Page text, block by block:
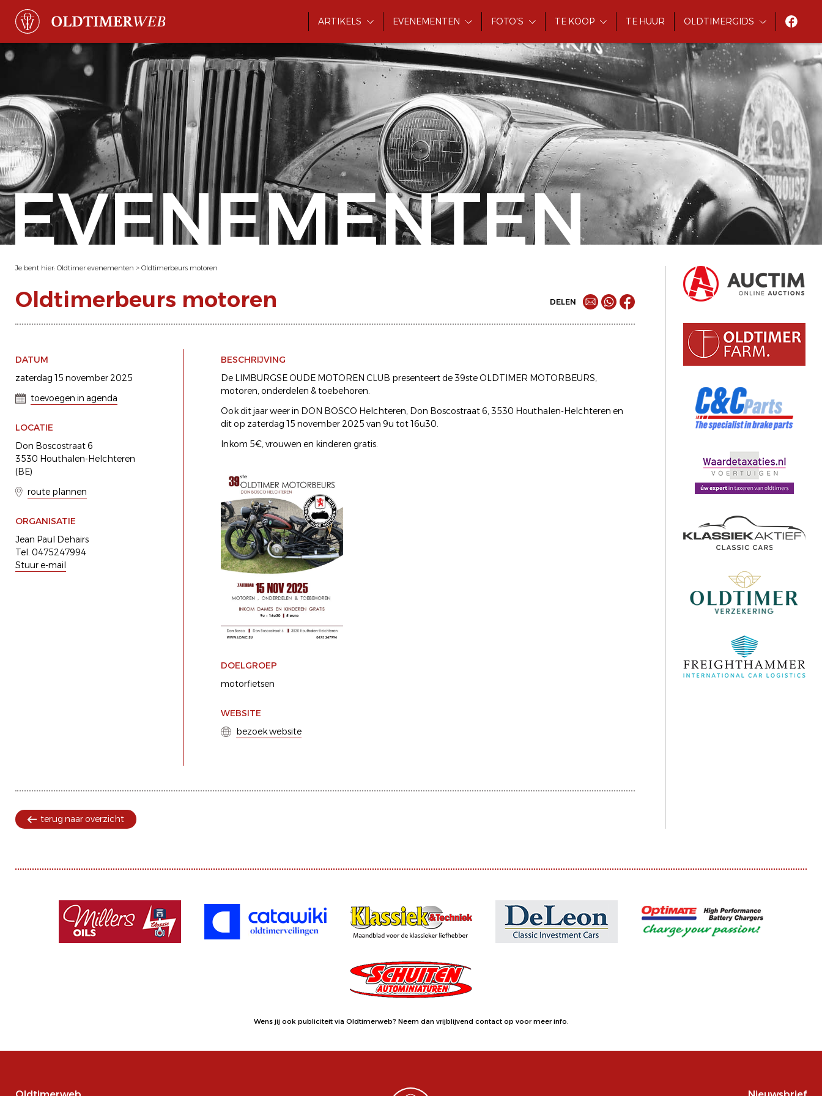
ARTIKELS EVENEMENTEN FOTO'S TE KOOP TE HUUR OLDTIMERGIDS
EVENEMENTEN
Je bent hier: Oldtimer evenementen > Oldtimerbeurs motoren
Oldtimerbeurs motoren DELEN
DATUM
zaterdag 15 november 2025
toevoegen in agenda
LOCATIE
Don Boscostraat 6
3530 Houthalen-Helchteren
(BE)
route plannen
ORGANISATIE
Jean Paul Dehairs
Tel. 0475247994
Stuur e-mail
BESCHRIJVING
De LIMBURGSE OUDE MOTOREN CLUB presenteert de 39ste OLDTIMER MOTORBEURS,
motoren, onderdelen & toebehoren.
Ook dit jaar weer in DON BOSCO Helchteren, Don Boscostraat 6, 3530 Houthalen-Helchteren en
dit op zaterdag 15 november 2025 van 9u tot 16u30.
Inkom 5€, vrouwen en kinderen gratis.
DOELGROEP
motorfietsen
WEBSITE
bezoek website
terug naar overzicht
Wens jij ook publiciteit via Oldtimerweb? Neem dan vrijblijvend contact op voor meer info.